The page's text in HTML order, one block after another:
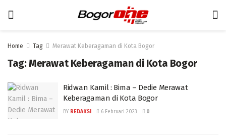
Home Tag Merawat Keberagaman di Kota Bogor
Tag:Merawat Keberagaman di Kota Bogor
Ridwan Kamil : Bima – Dedie Merawat
Keberagaman di Kota Bogor
BY REDAKSI 6 Februari 2023 0